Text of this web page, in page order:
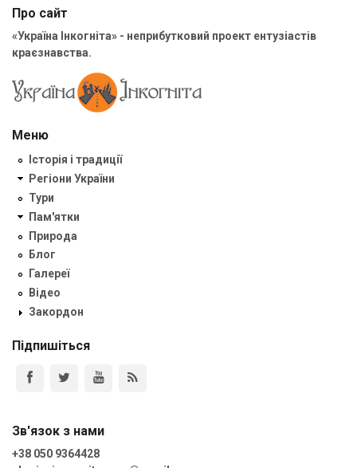
Про сайт
«Україна Інкогніта» - неприбутковий проект ентузіастів
краєзнавства.
Меню
Історія і традиції
Регіони України
Тури
Пам'ятки
Природа
Блог
Галереї
Відео
Закордон
Підпишіться
Зв'язок з нами
+38 050 9364428